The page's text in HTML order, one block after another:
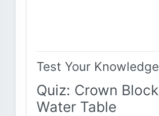
Test Your Knowledge
Quiz: Crown
Water Table